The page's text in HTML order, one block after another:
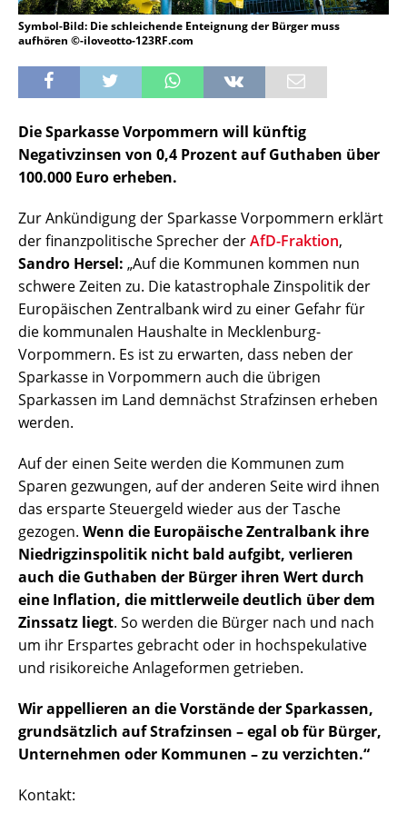
Symbol-Bild: Die schleichende Enteignung der Bürger muss
aufhören ©-iloveotto-123RF.com
Die Sparkasse Vorpommern will künftig
Negativzinsen von 0,4 Prozent auf Guthaben über
100.000 Euro erheben.
Zur Ankündigung der Sparkasse Vorpommern erklärt
der finanzpolitische Sprecher derAfD-Fraktion,
Sandro Hersel: „Auf die Kommunen kommen nun
schwere Zeiten zu. Die katastrophale Zinspolitik der
Europäischen Zentralbank wird zu einer Gefahr für
die kommunalen Haushalte in Mecklenburg-
Vorpommern. Es ist zu erwarten, dass neben der
Sparkasse in Vorpommern auch die übrigen
Sparkassen im Land demnächst Strafzinsen erheben
werden.
Auf der einen Seite werden die Kommunen zum
Sparen gezwungen, auf der anderen Seite wird ihnen
das ersparte Steuergeld wieder aus der Tasche
gezogen. Wenn die Europäische Zentralbank ihre
Niedrigzinspolitik nicht bald aufgibt, verlieren
auch die Guthaben der Bürger ihren Wert durch
eine Inflation, die mittlerweile deutlich über dem
Zinssatz liegt. So werden die Bürger nach und nach
um ihr Erspartes gebracht oder in hochspekulative
und risikoreiche Anlageformen getrieben.
Wir appellieren an die Vorstände der Sparkassen,
grundsätzlich auf Strafzinsen – egal ob für Bürger,
Unternehmen oder Kommunen – zu verzichten.“
Kontakt: